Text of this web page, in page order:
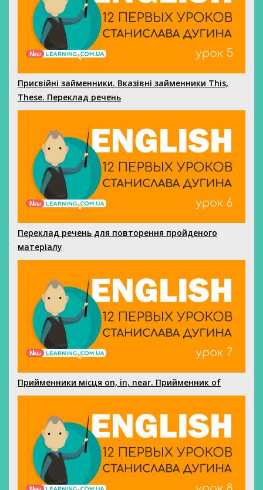
Присвійні займенники. Вказівні займенники This,
These. Переклад речень
Переклад речень для повторення пройденого
матеріалу
Прийменники місця on, in, near. Прийменник of